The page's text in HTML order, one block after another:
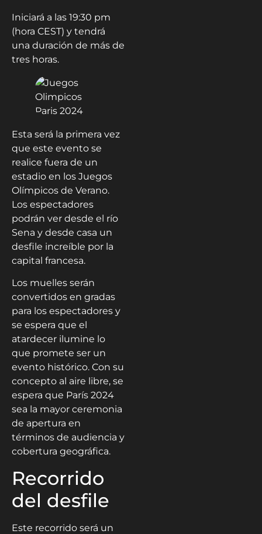
Iniciará a las 19:30 pm
(hora CEST) y tendrá
una duración de más de
tres horas.
Esta será la primera vez
que este evento se
realice fuera de un
estadio en los Juegos
Olímpicos de Verano.
Los espectadores
podrán ver desde el río
Sena y desde casa un
desfile increíble por la
capital francesa.
Los muelles serán
convertidos en gradas
para los espectadores y
se espera que el
atardecer ilumine lo
que promete ser un
evento histórico. Con su
concepto al aire libre, se
espera que París 2024
sea la mayor ceremonia
de apertura en
términos de audiencia y
cobertura geográfica.
Recorrido
del desfile
Este recorrido será un